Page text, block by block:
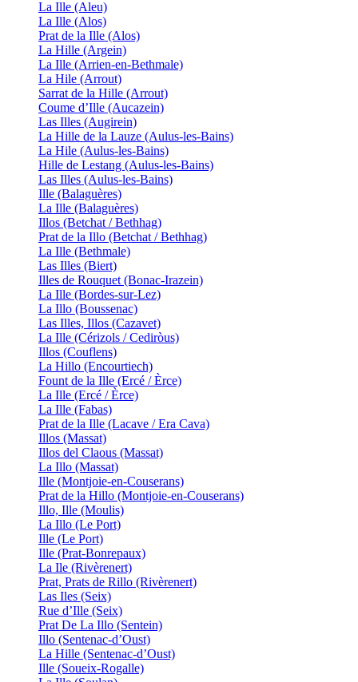
La Ille (Aleu)
La Ille (Alos)
Prat de la Ille (Alos)
La Hille (Argein)
La Ille (Arrien-en-Bethmale)
La Hile (Arrout)
Sarrat de la Hille (Arrout)
Coume d’Ille (Aucazein)
Las Illes (Augirein)
La Hille de la Lauze (Aulus-les-Bains)
La Hile (Aulus-les-Bains)
Hille de Lestang (Aulus-les-Bains)
Las Illes (Aulus-les-Bains)
Ille (Balaguères)
La Ille (Balaguères)
Illos (Betchat / Bethhag)
Prat de la Illo (Betchat / Bethhag)
La Ille (Bethmale)
Las Illes (Biert)
Illes de Rouquet (Bonac-Irazein)
La Ille (Bordes-sur-Lez)
La Illo (Boussenac)
Las Illes, Illos (Cazavet)
La Ille (Cérizols / Cediròus)
Illos (Couflens)
La Hillo (Encourtiech)
Fount de la Ille (Ercé / Èrce)
La Ille (Ercé / Èrce)
La Ille (Fabas)
Prat de la Ille (Lacave / Era Cava)
Illos (Massat)
Illos del Claous (Massat)
La Illo (Massat)
Ille (Montjoie-en-Couserans)
Prat de la Hillo (Montjoie-en-Couserans)
Illo, Ille (Moulis)
La Illo (Le Port)
Ille (Le Port)
Ille (Prat-Bonrepaux)
La Ile (Rivèrenert)
Prat, Prats de Rillo (Rivèrenert)
Las Iles (Seix)
Rue d’Ille (Seix)
Prat De La Illo (Sentein)
Illo (Sentenac-d’Oust)
La Hille (Sentenac-d’Oust)
Ille (Soueix-Rogalle)